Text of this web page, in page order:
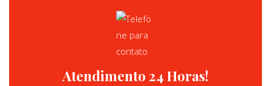
Atendimento 24 Horas!